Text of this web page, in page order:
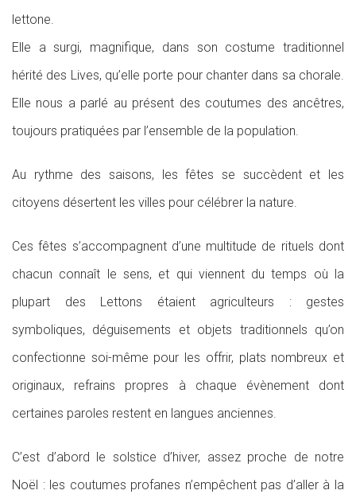
lettone.
Elle a surgi, magnifique, dans son costume traditionnel
hérité des Lives, qu’elle porte pour chanter dans sa chorale.
Elle nous a parlé au présent des coutumes des ancêtres,
toujours pratiquées par l’ensemble de la population.
Au rythme des saisons, les fêtes se succèdent et les
citoyens désertent les villes pour célébrer la nature.
Ces fêtes s’accompagnent d’une multitude de rituels dont
chacun connaît le sens, et qui viennent du temps où la
plupart des Lettons étaient agriculteurs : gestes
symboliques, déguisements et objets traditionnels qu’on
confectionne soi-même pour les offrir, plats nombreux et
originaux, refrains propres à chaque évènement dont
certaines paroles restent en langues anciennes.
C’est d’abord le solstice d’hiver, assez proche de notre
Noël : les coutumes profanes n’empêchent pas d’aller à la